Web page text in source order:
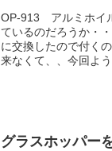
OP-913 アルミホイ
ているのだろうか・
に交換したので付く
来なくて、、今回よ
グラスホッパー